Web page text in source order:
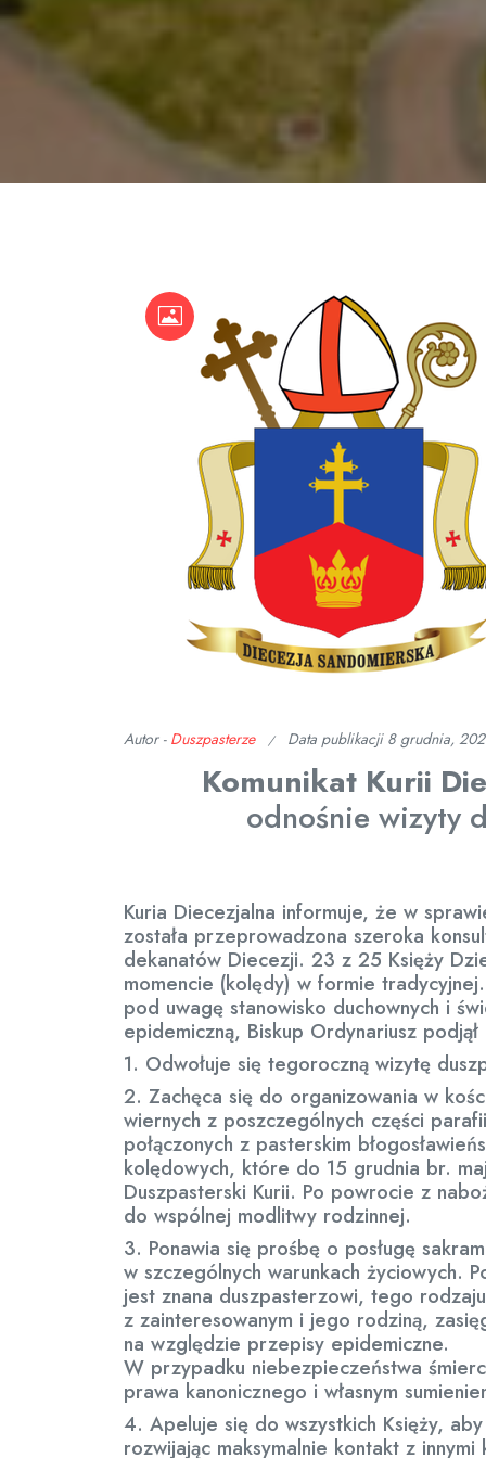
Autor - Duszpasterze Data publikacji 8 grudnia,
Komunikat Kurii
odnośnie wizyty
Kuria Diecezjalna informuje, że w
została przeprowadzona szeroka
dekanatów Diecezji. 23 z 25 Księży
momencie (kolędy) w formie
pod uwagę stanowisko duchownych i
epidemiczną, Biskup Ordynariusz
1. Odwołuje się tegoroczną wizytę
2. Zachęca się do organizowania w
wiernych z poszczególnych części
połączonych z pasterskim
kolędowych, które do 15 grudnia br.
Duszpasterski Kurii. Po powrocie z
do wspólnej modlitwy rodzinnej.
3. Ponawia się prośbę o posługę
w szczególnych warunkach życiowych.
jest znana duszpasterzowi, tego
z zainteresowanym i jego rodziną,
na względzie przepisy epidemiczne.
W przypadku niebezpieczeństwa
prawa kanonicznego i własnym
4. Apeluje się do wszystkich Księży,
rozwijając maksymalnie kontakt z